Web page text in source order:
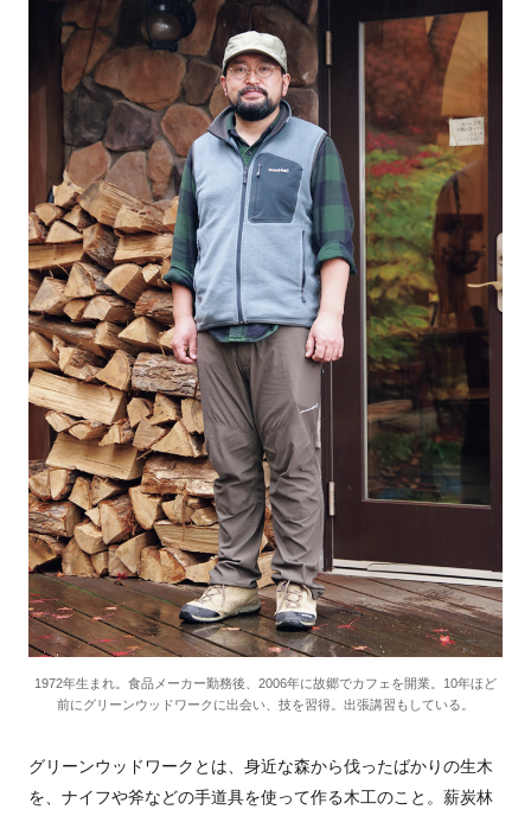
1972年生まれ。食品メーカー勤務後、2006年に故郷でカフェを開業。10年ほど
前にグリーンウッドワークに出会い、技を習得。出張講習もしている。
グリーンウッドワークとは、身近な森から伐ったばかりの生木
を、ナイフや斧などの手道具を使って作る木工のこと。薪炭林